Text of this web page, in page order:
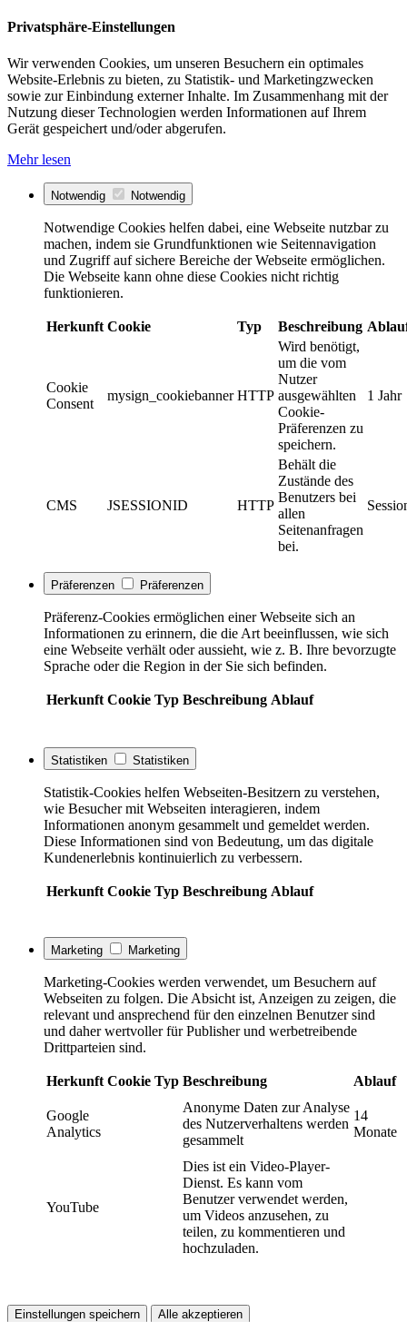
Privatsphäre-Einstellungen
Wir verwenden Cookies, um unseren Besuchern ein optimales
Website-Erlebnis zu bieten, zu Statistik- und Marketingzwecken
sowie zur Einbindung externer Inhalte. Im Zusammenhang mit der
Nutzung dieser Technologien werden Informationen auf Ihrem
Gerät gespeichert und/oder abgerufen.
Mehr lesen
Notwendig Notwendig
Notwendige Cookies helfen dabei, eine Webseite nutzbar zu
machen, indem sie Grundfunktionen wie Seitennavigation
und Zugriff auf sichere Bereiche der Webseite ermöglichen.
Die Webseite kann ohne diese Cookies nicht richtig
funktionieren.
Herkunft Cookie Typ Beschreibung
Cookie
Consent
mysign_cookiebanner HTTP
Wird benötigt,
um die vom
Nutzer
ausgewählten
Cookie-
Präferenzen zu
speichern.
1 Jahr
CMS JSESSIONID HTTP
Behält die
Zustände des
Benutzers bei
allen
Seitenanfragen
bei.
Präferenzen Präferenzen
Präferenz-Cookies ermöglichen einer Webseite sich an
Informationen zu erinnern, die die Art beeinflussen, wie sich
eine Webseite verhält oder aussieht, wie z. B. Ihre bevorzugte
Sprache oder die Region in der Sie sich befinden.
Herkunft Cookie Typ Beschreibung Ablauf
Statistiken Statistiken
Statistik-Cookies helfen Webseiten-Besitzern zu verstehen,
wie Besucher mit Webseiten interagieren, indem
Informationen anonym gesammelt und gemeldet werden.
Diese Informationen sind von Bedeutung, um das digitale
Kundenerlebnis kontinuierlich zu verbessern.
Herkunft Cookie Typ Beschreibung Ablauf
Marketing Marketing
Marketing-Cookies werden verwendet, um Besuchern auf
Webseiten zu folgen. Die Absicht ist, Anzeigen zu zeigen, die
relevant und ansprechend für den einzelnen Benutzer sind
und daher wertvoller für Publisher und werbetreibende
Drittparteien sind.
Herkunft Cookie Typ Beschreibung Ablauf
Google
Analytics
Anonyme Daten zur Analyse
des Nutzerverhaltens werden
gesammelt
14
Monate
YouTube
Dies ist ein Video-Player-
Dienst. Es kann vom
Benutzer verwendet werden,
um Videos anzusehen, zu
teilen, zu kommentieren und
hochzuladen.
Einstellungen speichern Alle akzeptieren